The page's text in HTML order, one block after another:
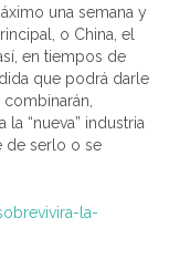
una semana y
o China, el
en tiempos de
que podrá darle
“nueva” industria
de serlo o se
la-